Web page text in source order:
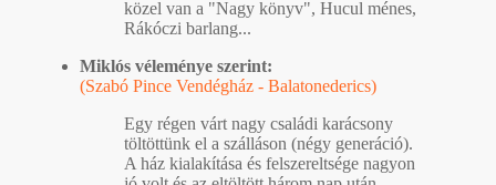
közel van a "Nagy könyv", Hucul ménes,
Rákóczi barlang...
Miklós véleménye szerint:
(Szabó Pince Vendégház - Balatonederics)
Egy régen várt nagy családi karácsony
töltöttünk el a szálláson (négy generáció).
A ház kialakítása és felszereltsége nagyon